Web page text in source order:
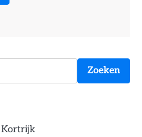
Zoeken
Kortrijk